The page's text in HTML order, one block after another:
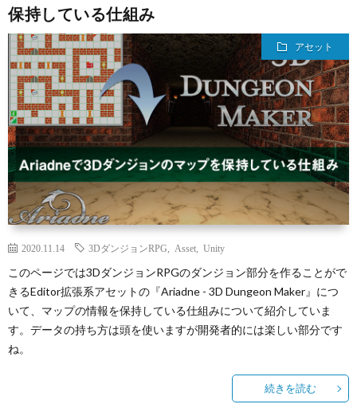
保持している仕組み
アセット
2020.11.14 3DダンジョンRPG Asset Unity
このページでは3DダンジョンRPGのダンジョン部分を作ることがで
きるEditor拡張系アセットの『Ariadne - 3D Dungeon Maker』につ
いて、マップの情報を保持している仕組みについて紹介していま
す。データの持ち方は頭を使いますが開発者的には楽しい部分です
ね。
続きを読む